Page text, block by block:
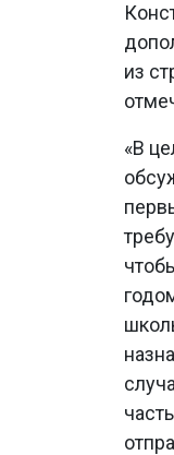
из
«В